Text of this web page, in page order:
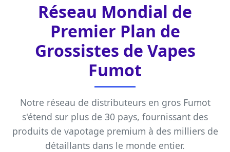
Réseau Mondial de
Premier Plan de
Grossistes de Vapes
Fumot
Notre réseau de distributeurs en gros Fumot
s'étend sur plus de 30 pays, fournissant des
produits de vapotage premium à des milliers de
détaillants dans le monde entier.